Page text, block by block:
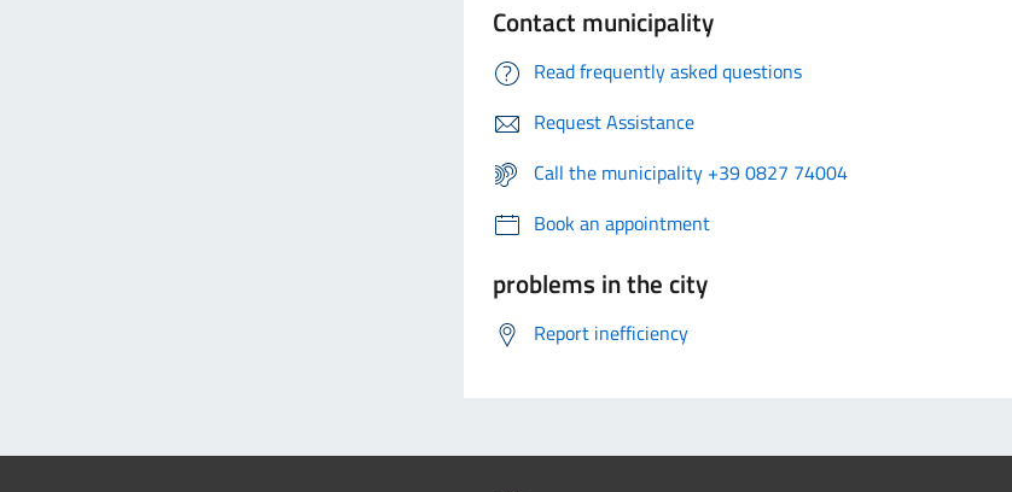
Contact municipality
Read frequently asked questions
Request Assistance
Call the municipality +39 0827 74004
Book an appointment
problems in the city
Report inefficiency